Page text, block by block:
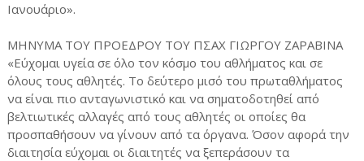
Ιανουάριο».
ΜΗΝΥΜΑ ΤΟΥ ΠΡΟΕΔΡΟΥ ΤΟΥ ΠΣΑΧ ΓΙΩΡΓΟΥ ΖΑΡΑΒΙΝΑ
«Εύχομαι υγεία σε όλο τον κόσμο του αθλήματος και σε
όλους τους αθλητές. Το δεύτερο μισό του πρωταθλήματος
να είναι πιο ανταγωνιστικό και να σηματοδοτηθεί από
βελτιωτικές αλλαγές από τους αθλητές οι οποίες θα
προσπαθήσουν να γίνουν από τα όργανα. Όσον αφορά την
διαιτησία εύχομαι οι διαιτητές να ξεπεράσουν τα